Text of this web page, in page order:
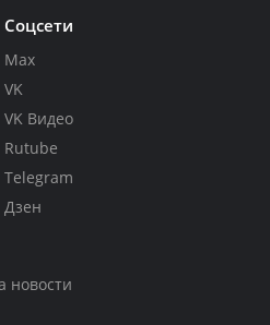
Соцсети
Max
VK
VK Видео
Rutube
Telegram
Дзен
новости